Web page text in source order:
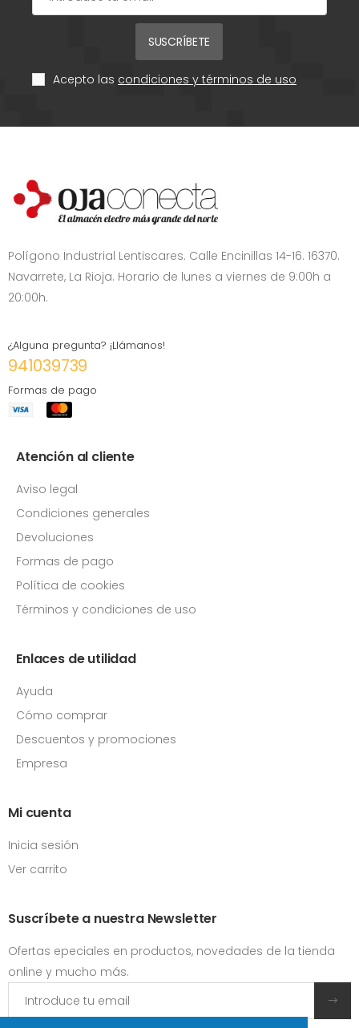
SUSCRÍBETE
Acepto las condiciones y términos de uso
Polígono Industrial Lentiscares. Calle Encinillas 14-16. 16370.
Navarrete, La Rioja. Horario de lunes a viernes de 9:00h a
20:00h.
¿Alguna pregunta? ¡Llámanos!
941039739
Formas de pago
Atención al cliente
Aviso legal
Condiciones generales
Devoluciones
Formas de pago
Política de cookies
Términos y condiciones de uso
Enlaces de utilidad
Ayuda
Cómo comprar
Descuentos y promociones
Empresa
Mi cuenta
Inicia sesión
Ver carrito
Suscríbete a nuestra Newsletter
Ofertas epeciales en productos, novedades de la tienda
online y mucho más.